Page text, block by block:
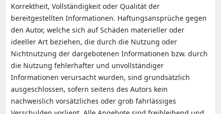
Korrektheit, Vollständigkeit oder Qualität der
bereitgestellten Informationen. Haftungsansprüche gegen
den Autor, welche sich auf Schäden materieller oder
ideeller Art beziehen, die durch die Nutzung oder
Nichtnutzung der dargebotenen Informationen bzw. durch
die Nutzung fehlerhafter und unvollständiger
Informationen verursacht wurden, sind grundsätzlich
ausgeschlossen, sofern seitens des Autors kein
nachweislich vorsätzliches oder grob fahrlässiges